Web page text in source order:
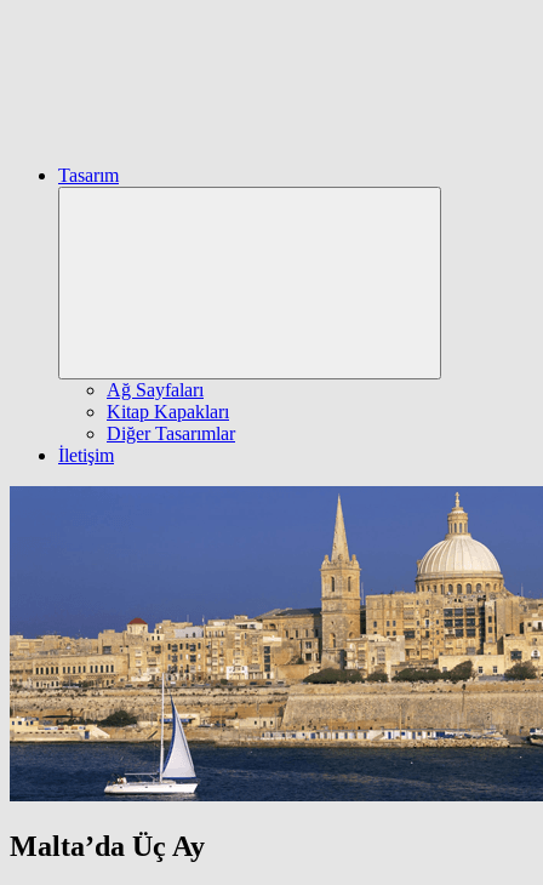
Tasarım
Ağ Sayfaları
Kitap Kapakları
Diğer Tasarımlar
İletişim
Malta’da Üç Ay